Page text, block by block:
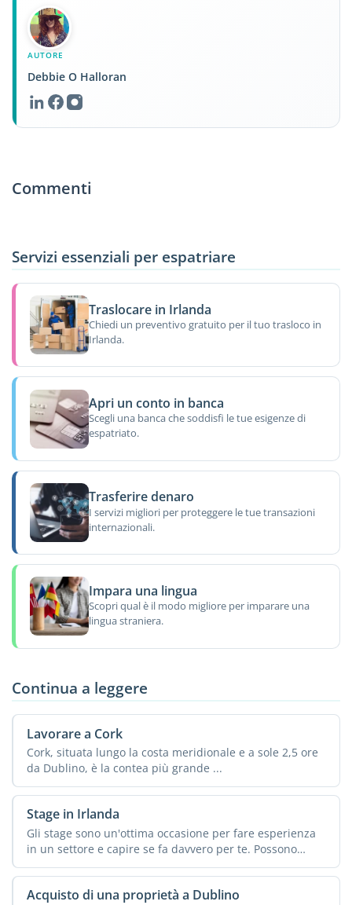
AUTORE
Debbie O Halloran
Commenti
Servizi essenziali per espatriare
Traslocare in Irlanda
Chiedi un preventivo gratuito per il tuo trasloco in
Irlanda.
Apri un conto in banca
Scegli una banca che soddisfi le tue esigenze di
espatriato.
Trasferire denaro
I servizi migliori per proteggere le tue transazioni
internazionali.
Impara una lingua
Scopri qual è il modo migliore per imparare una
lingua straniera.
Continua a leggere
Lavorare a Cork
Cork, situata lungo la costa meridionale e a sole 2,5 ore
da Dublino, è la contea più grande ...
Stage in Irlanda
Gli stage sono un'ottima occasione per fare esperienza
in un settore e capire se fa davvero per te. Possono
anche ...
Acquisto di una proprietà a Dublino